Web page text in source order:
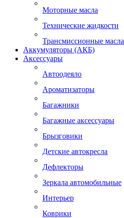
Моторные масла
Технические жидкости
Трансмиссионные масла
Аккумуляторы (АКБ)
Аксессуары
Автоодеяло
Ароматизаторы
Багажники
Багажные аксессуары
Брызговики
Детские автокресла
Дефлекторы
Зеркала автомобильные
Интерьер
Коврики